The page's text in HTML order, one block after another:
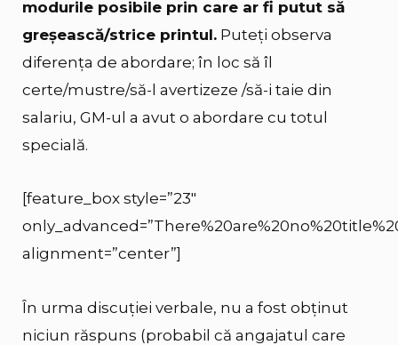
modurile posibile prin care ar fi putut să
greșească/strice printul. Puteți observa
diferența de abordare; în loc să îl
certe/mustre/să-l avertizeze /să-i taie din
salariu, GM-ul a avut o abordare cu totul
specială.
[feature_box style=”23″
alignment=”center”]
În urma discuției verbale, nu a fost obținut
niciun răspuns (probabil că angajatul care